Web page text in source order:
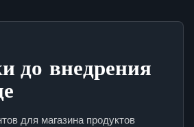
до внедрения
для магазина продуктов